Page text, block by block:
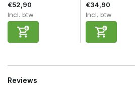
€52,90
Incl. btw
€34,90
Incl. btw
Reviews